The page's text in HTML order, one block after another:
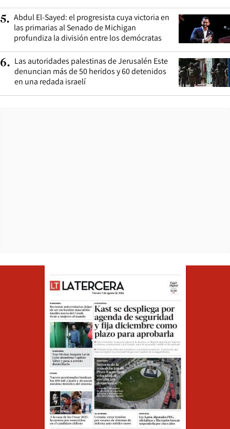
5. Abdul El-Sayed: el progresista cuya victoria en
las primarias al Senado de Michigan
profundiza la división entre los demócratas
6. Las autoridades palestinas de Jerusalén Este
denuncian más de 50 heridos y 60 detenidos
en una redada israelí